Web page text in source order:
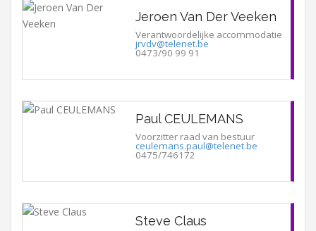
Jeroen Van Der Veeken
Verantwoordelijke accommodatie
jrvdv@telenet.be
0473/90 99 91
Paul CEULEMANS
Voorzitter raad van bestuur
ceulemans.paul@telenet.be
0475/746172
Steve Claus